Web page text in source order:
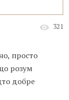
321
просто
розум
добре